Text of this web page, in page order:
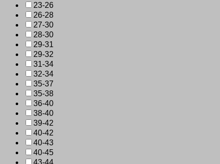
23-26
26-28
27-30
28-30
29-31
29-32
31-34
32-34
35-37
35-38
36-40
38-40
39-42
40-42
40-43
40-45
43-44